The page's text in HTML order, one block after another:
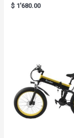
Rated
5.00
$ 1'680.00